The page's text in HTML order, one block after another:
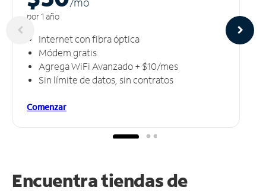
por 1 año
Internet con fibra óptica
Módem gratis
Agrega WiFi Avanzado + $10/mes
Sin límite de datos, sin contratos
Comenzar
Encuentra tiendas de